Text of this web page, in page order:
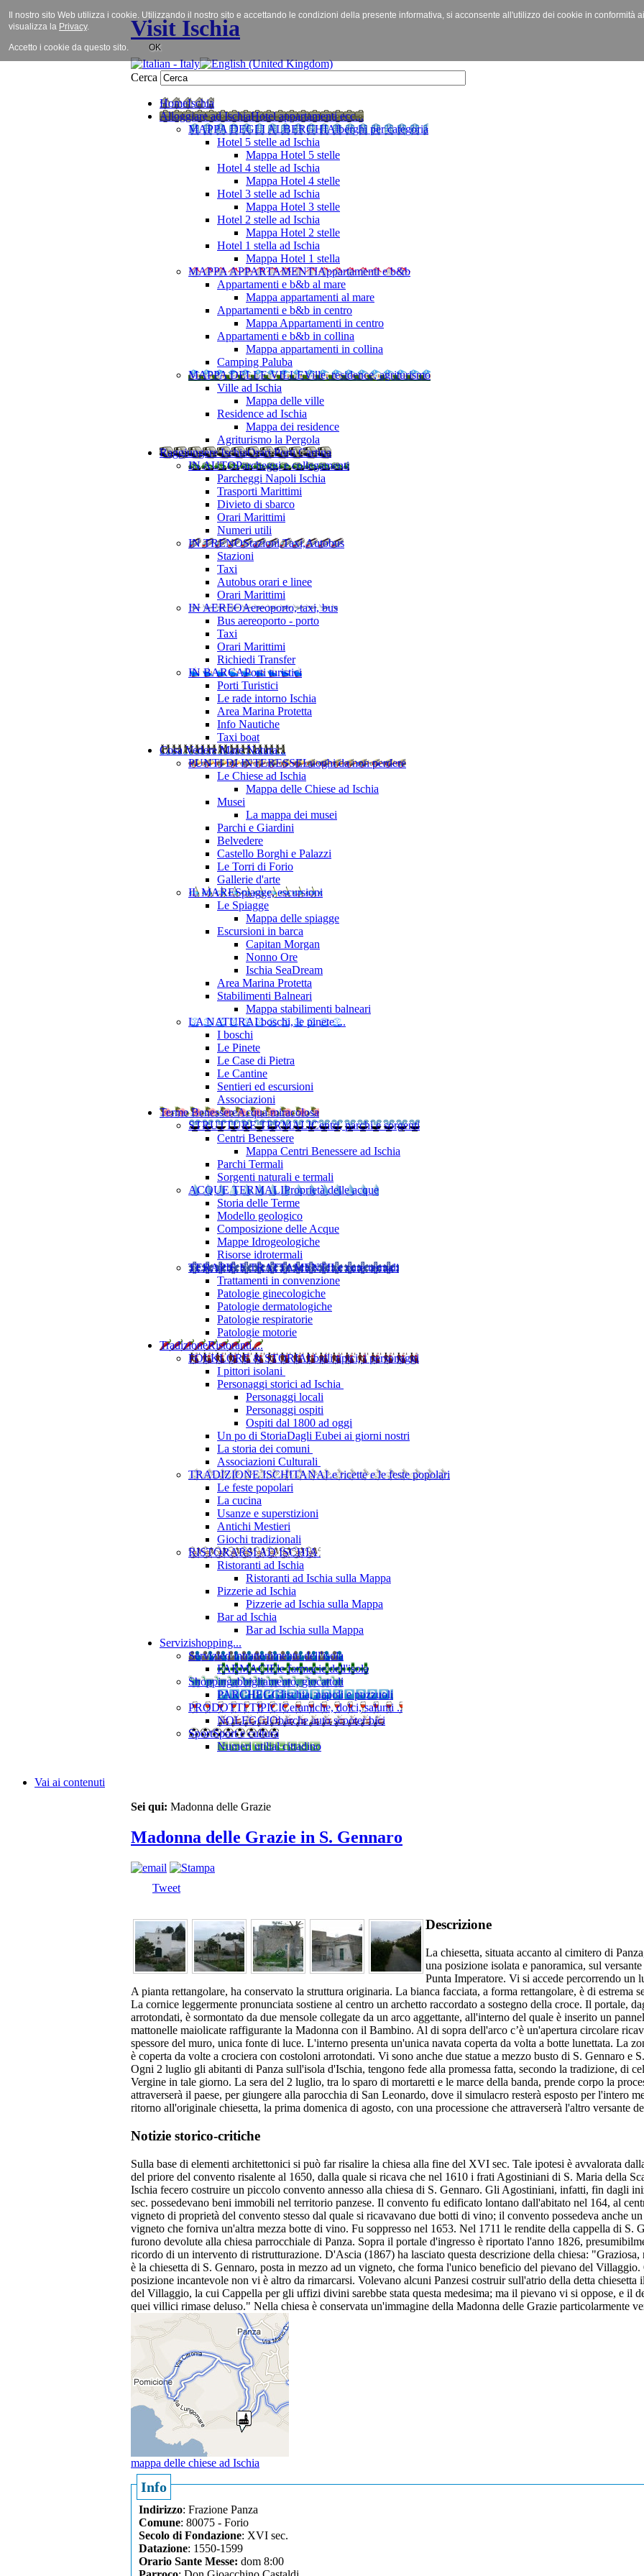
Visit Ischia
Cerca
HomeIschia
Alloggiare ad IschiaHotel appartamenti ecc...
MAPPA DEGLI ALBERGHIAlberghi per categoria
Hotel 5 stelle ad Ischia
Mappa Hotel 5 stelle
Hotel 4 stelle ad Ischia
Mappa Hotel 4 stelle
Hotel 3 stelle ad Ischia
Mappa Hotel 3 stelle
Hotel 2 stelle ad Ischia
Mappa Hotel 2 stelle
Hotel 1 stella ad Ischia
Mappa Hotel 1 stella
MAPPA APPARTAMENTIAppartamenti e b&b
Appartamenti e b&b al mare
Mappa appartamenti al mare
Appartamenti e b&b in centro
Mappa Appartamenti in centro
Appartamenti e b&b in collina
Mappa appartamenti in collina
Camping Paluba
MAPPA DELLE VILLEVille, residence, agriturismo
Ville ad Ischia
Mappa delle ville
Residence ad Ischia
Mappa dei residence
Agriturismo la Pergola
Raggiungere IschiaOrari Porti Cartina
IN AUTOParcheggi e collegamenti
Parcheggi Napoli Ischia
Trasporti Marittimi
Divieto di sbarco
Orari Marittimi
Numeri utili
IN TRENOStazioni,Taxi,Autobus
Stazioni
Taxi
Autobus orari e linee
Orari Marittimi
IN AEREOAereoporto, taxi, bus
Bus aereoporto - porto
Taxi
Orari Marittimi
Richiedi Transfer
IN BARCAPorti turistici
Porti Turistici
Le rade intorno Ischia
Area Marina Protetta
Info Nautiche
Taxi boat
Cosa VedereMare Natura ..
PUNTI DI INTERESSELuoghi da non perdere
Le Chiese ad Ischia
Mappa delle Chiese ad Ischia
Musei
La mappa dei musei
Parchi e Giardini
Belvedere
Castello Borghi e Palazzi
Le Torri di Forio
Gallerie d'arte
IL MARESpiagge, escursioni
Le Spiagge
Mappa delle spiagge
Escursioni in barca
Capitan Morgan
Nonno Ore
Ischia SeaDream
Area Marina Protetta
Stabilimenti Balneari
Mappa stabilimenti balneari
LA NATURAI boschi, le pinete ...
I boschi
Le Pinete
Le Case di Pietra
Le Cantine
Sentieri ed escursioni
Associazioni
Terme BenessereAcqua miracolosa
STRUTTURE TERMALICentri, parchi e sorgenti
Centri Benessere
Mappa Centri Benessere ad Ischia
Parchi Termali
Sorgenti naturali e termali
ACQUE TERMALIProprietà delle acque
Storia delle Terme
Modello geologico
Composizione delle Acque
Mappe Idrogeologiche
Risorse idrotermali
TERAPIE E TRATTAMENTILe cure termali
Trattamenti in convenzione
Patologie ginecologiche
Patologie dermatologiche
Patologie respiratorie
Patologie motorie
TradizioneRistoranti....
FOLKLORE & STORIAI balli tipici, i personaggi
I pittori isolani
Personaggi storici ad Ischia
Personaggi locali
Personaggi ospiti
Ospiti dal 1800 ad oggi
Un po di StoriaDagli Eubei ai giorni nostri
La storia dei comuni
Associazioni Culturali
TRADIZIONE ISCHITANALe ricette e le feste popolari
Le feste popolari
La cucina
Usanze e superstizioni
Antichi Mestieri
Giochi tradizionali
RISTORARSI AD ISCHIA
Ristoranti ad Ischia
Ristoranti ad Ischia sulla Mappa
Pizzerie ad Ischia
Pizzerie ad Ischia sulla Mappa
Bar ad Ischia
Bar ad Ischia sulla Mappa
Servizishopping...
Servizied intrattenimento dell'isola
FARMACIEle farmacie dell'isola
Shoppingabbigliamento, giocattoli
PARCHEGGIischia, napoli e pozzuoli
PRODOTTI TIPICICeramiche, dolci, salumi ..
NOLEGGIObarche auto scooter bici
SportSport e cultura
Numeri utilial cittadino
Vai ai contenuti
Sei qui: Madonna delle Grazie
Madonna delle Grazie in S. Gennaro
Tweet
Descrizione
La chiesetta, situata accanto al cimitero di
una posizione isolata e panoramica, sul
Punta Imperatore. Vi si accede percorrendo un
A pianta rettangolare, ha conservato la struttura originaria. La bianca facciata, a forma rettangolare, è di estrema
La cornice leggermente pronunciata sostiene al centro un archetto raccordato a sostegno della croce. Il portale,
arrotondati, è sormontato da due mensole collegate da un arco aggettante, all'interno del quale è inserito un
mattonelle maiolicate raffigurante la Madonna con il Bambino. Al di sopra dell'arco c’è un'apertura circolare
spessore del muro, unica fonte di luce. L'interno presenta un'unica navata coperta da volta a botte lunettata. La
è coperta da volte a crociera con costoloni arrotondati. Vi sono anche due statue a mezzo busto di S. Gennaro e
Ogni 2 luglio gli abitanti di Panza sull'isola d'Ischia, tengono fede alla promessa fatta, secondo la tradizione, di
Vergine in tale giorno. La sera del 2 luglio, tra lo sparo di mortaretti e le marce della banda, prende corpo la
attraverserà il paese, per giungere alla parocchia di San Leonardo, dove il simulacro resterà esposto per l'intero
ritorno all'originale chiesetta, la prima domenica di agosto, con una processione che attraverserà l'altro versante
Notizie storico-critiche
Sulla base di elementi architettonici si può far risalire la chiesa alla fine del XVI sec. Tale ipotesi è avvalorata
del priore del convento risalente al 1650, dalla quale si ricava che nel 1610 i frati Agostiniani di S. Maria della
Ischia fecero costruire un piccolo convento annesso alla chiesa di S. Gennaro. Gli Agostiniani, infatti, fin dagli
sec. possedevano beni immobili nel territorio panzese. Il convento fu edificato lontano dall'abitato nel 164, al
vigneto di proprietà del convento stesso dal quale si ricavavano due botti di vino; il convento possedeva anche
vigneto che forniva un'altra mezza botte di vino. Fu soppresso nel 1653. Nel 1711 le rendite della cappella di S.
furono devolute alla chiesa parrocchiale di Panza. Sopra il portale d'ingresso è riportato l'anno 1826,
ricordo di un intervento di ristrutturazione. D'Ascia (1867) ha lasciato questa descrizione della chiesa: "Graziosa,
è la chiesetta di S. Gennaro, posta in mezzo ad un vigneto, che forma l'unico beneficio del pievano del Villaggio.
posizione incantevole non vi è altro da rimarcarsi. Volevano alcuni Panzesi costruir sull'atrio della detta chiesetta
del Villaggio, la cui Cappella per gli uffizi divini sarebbe stata questa medesima; ma il pievano vi si oppose, e il
quei villici rimase deluso." Nella chiesa è conservata un'immagine della Madonna delle Grazie particolarmente
mappa delle chiese ad Ischia
Info
Indirizzo: Frazione Panza
Comune: 80075 - Forio
Secolo di Fondazione: XVI sec.
Datazione: 1550-1599
Orario Sante Messe: dom 8:00
Il nostro sito Web utilizza i cookie. Utilizzando il nostro sito e accettando le condizioni della presente informativa, si acconsente all'utilizzo dei cookie in
visualizza la Privacy.
Accetto i cookie da questo sito. OK